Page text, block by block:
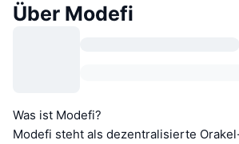
Über Modefi
Was ist Modefi?
Modefi steht als dezentralisierte